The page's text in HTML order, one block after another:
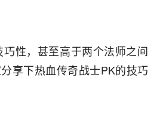
性，甚至高于两个法师之间
享下热血传奇战士PK的技巧